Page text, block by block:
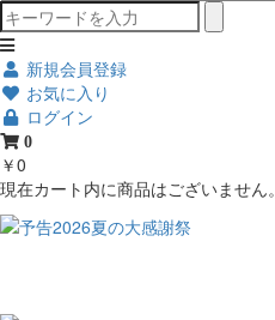
新規会員登録
お気に入り
ログイン
0
￥0
現在カート内に商品はございません。